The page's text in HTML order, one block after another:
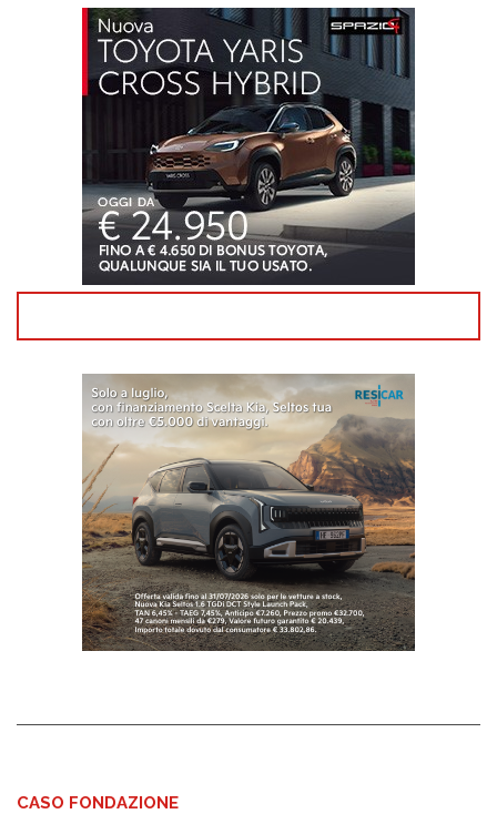
CASO FONDAZIONE